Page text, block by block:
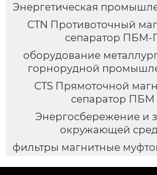
Энергетическая
CTN Противоточный
сепаратор ПБМ-
оборудование
горнорудной
CTS Прямоточной
сепаратор ПБМ
Энергосбережение и
окружающей
фильтры магнитные